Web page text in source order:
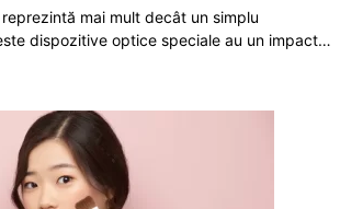
mai mult decât un simplu
dispozitive optice speciale au un impact…